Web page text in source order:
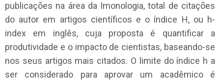
publicações na área da Imonologia, total de citações
do autor em artigos científicos e o índice H, ou h-
index em inglês, cuja proposta é quantificar a
produtividade e o impacto de cientistas, baseando-se
nos seus artigos mais citados. O limite do índice h a
ser considerado para aprovar um acadêmico é